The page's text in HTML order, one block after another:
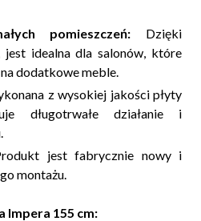
pomieszczeń: Dzięki
jest idealna dla salonów, które
dodatkowe meble.
z wysokiej jakości płyty
długotrwałe działanie i
jest fabrycznie nowy i
montażu.
Impera 155 cm: